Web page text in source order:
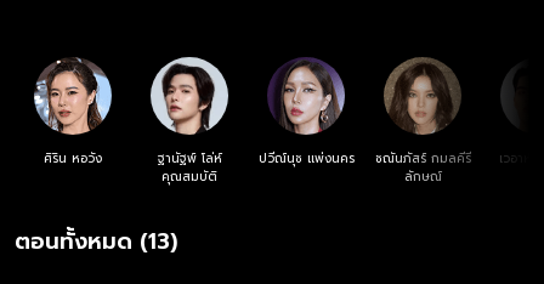
มาม่ามือใหม่ จะรันวงการอะโกโก้รอดหรือไม่"
ศิริน หอวัง
ฐานัฐพ์ โล่ห์
คุณสมบัติ
ปวีณ์นุช แพ่งนคร
ชณันภัสร์ กมลคีรี
ลักษณ์
เวอาห์
ตอนทั้งหมด (13)